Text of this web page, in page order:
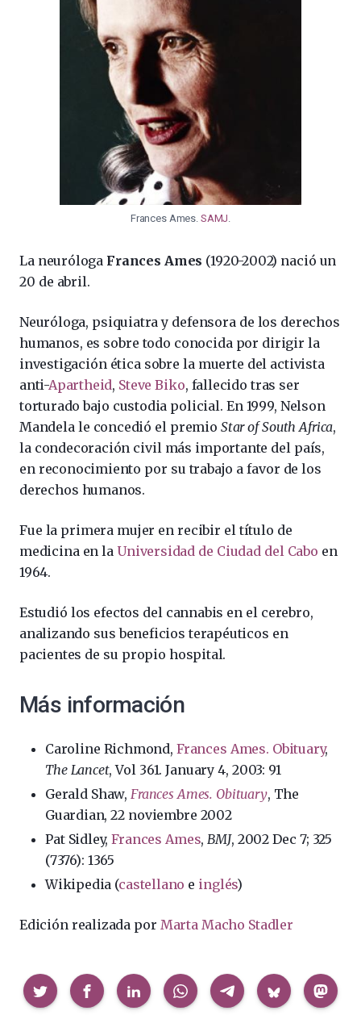
Frances Ames. SAMJ.
La neuróloga Frances Ames (1920-2002) nació un
20 de abril.
Neuróloga, psiquiatra y defensora de los derechos
humanos, es sobre todo conocida por dirigir la
investigación ética sobre la muerte del activista
anti-Apartheid, Steve Biko, fallecido tras ser
torturado bajo custodia policial. En 1999, Nelson
Mandela le concedió el premioStar of South Africa,
la condecoración civil más importante del país,
en reconocimiento por su trabajo a favor de los
derechos humanos.
Fue la primera mujer en recibir el título de
medicina en la Universidad de Ciudad del Cabo en
1964.
Estudió los efectos del cannabis en el cerebro,
analizando sus beneficios terapéuticos en
pacientes de su propio hospital.
Más información
Caroline Richmond,Frances Ames. Obituary,
The Lancet, Vol 361. January 4, 2003: 91
Gerald Shaw,Frances Ames. Obituary, The
Guardian, 22 noviembre 2002
Pat Sidley,Frances Ames,BMJ, 2002 Dec 7; 325
(7376): 1365
Wikipedia (castellano e inglés)
Edición realizada por Marta Macho Stadler
Compartir